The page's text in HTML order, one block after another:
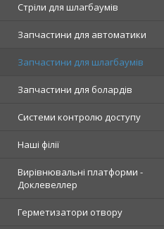
Стріли для шлагбаумів
Запчастини для автоматики
Запчастини для шлагбаумів
Запчастини для болардів
Системи контролю доступу
Наші філії
Вирівнювальні платформи -
Доклевеллер
Герметизатори отвору